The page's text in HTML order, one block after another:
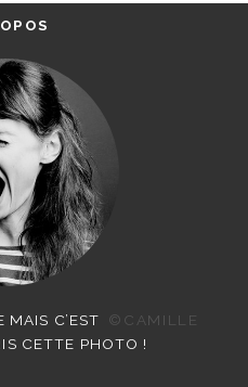
MAIS C’EST
©CAMILLE
CETTE PHOTO !